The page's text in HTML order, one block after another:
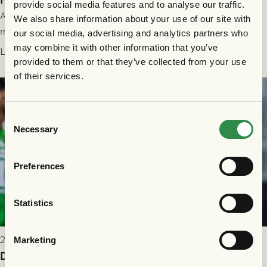
provide social media features and to analyse our traffic.
We also share information about your use of our site with
our social media, advertising and analytics partners who
may combine it with other information that you’ve
provided to them or that they’ve collected from your use
of their services.
Consent
Selection
Necessary
Preferences
Statistics
Marketing
All information om hur du byter ditt värdebevis mot
matchbiljett på plats i Danmark, samt vad som gäller för dig
som står på reservlista eller fått förhinder.
Läs mer
2026-07-26 21:00
Delad poäng mot Halmstads BK